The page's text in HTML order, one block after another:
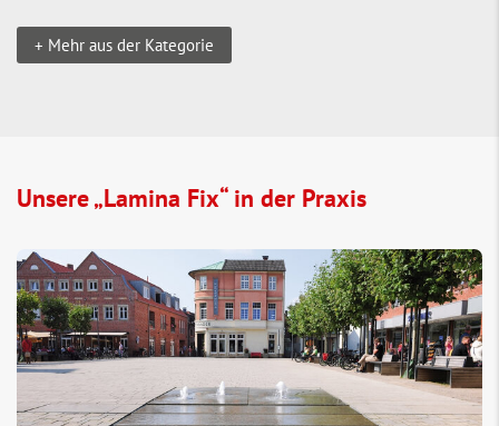
+ Mehr aus der Kategorie
Unsere „Lamina Fix“ in der Praxis